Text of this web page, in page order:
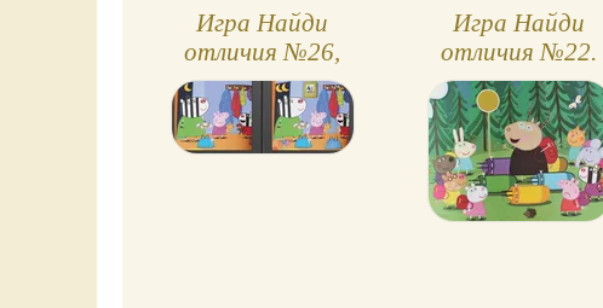
Игра Найди
отличия №26,
картинка из
журнала Свинка
Пеппа
Игра Найди
отличия №22.
Свинка Пеппа в
походе